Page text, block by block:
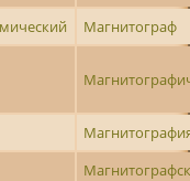
Магнитограф